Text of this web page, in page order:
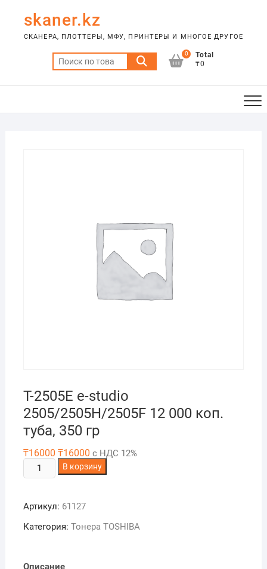
content
skaner.kz
СКАНЕРА, ПЛОТТЕРЫ, МФУ, ПРИНТЕРЫ И МНОГОЕ ДРУГОЕ
Искать:
0
Total
₸0
T-2505E e-studio
2505/2505H/2505F 12 000 коп.
туба, 350 гр
₸16000 ₸16000 с НДС 12%
Количество
товара
2505E
e-
12
В корзину
Артикул: 61127
Категория: Тонера TOSHIBA
Описание